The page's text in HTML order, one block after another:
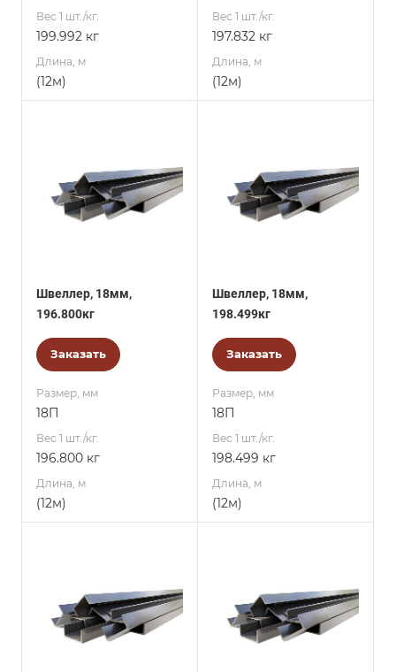
Вес 1 шт./кг.
199.992 кг
Длина, м
(12м)
Вес 1 шт./кг.
197.832 кг
Длина, м
(12м)
Швеллер, 18мм,
196.800кг
Заказать
Размер, мм
18П
Вес 1 шт./кг.
196.800 кг
Длина, м
(12м)
Швеллер, 18мм,
198.499кг
Заказать
Размер, мм
18П
Вес 1 шт./кг.
198.499 кг
Длина, м
(12м)